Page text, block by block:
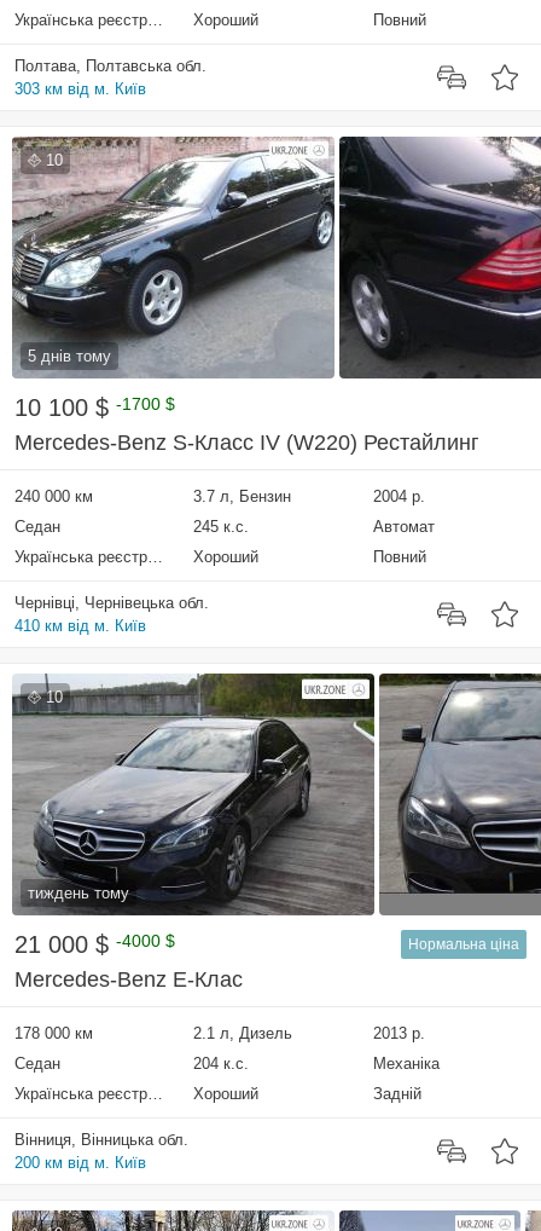
Українська реєстрація
Хороший Повний
Полтава, Полтавська обл.
303 км від м. Київ
10
5 днів тому
10 100 $ -1700 $
Mercedes-Benz S-Класс IV (W220) Рестайлинг
240 000 км 3.7 л, Бензин
2004 р.
Седан
245 к.с.
Автомат
Українська реєстрація
Хороший Повний
Чернівці, Чернівецька обл.
410 км від м. Київ
10
тиждень тому
21 000 $ -4000 $ Нормальна ціна
Mercedes-Benz E-Клас
178 000 км 2.1 л, Дизель
2013 р.
Седан
204 к.с.
Механіка
Українська реєстрація
Хороший Задній
Вінниця, Вінницька обл.
200 км від м. Київ